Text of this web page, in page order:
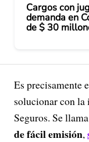
Cargos con
demanda en
de $ 30
Es precisamente
solucionar con la
Seguros. Se llama
de fácil emisión,